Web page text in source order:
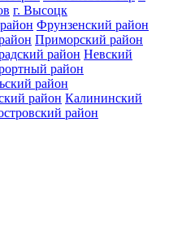
г. Высоцк
Фрунзенский район
Приморский район
район Невский
район
район
район Калининский
район